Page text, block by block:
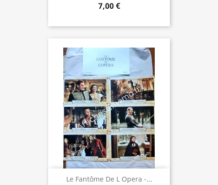
7,00 €
Le Fantôme De L Opera -...